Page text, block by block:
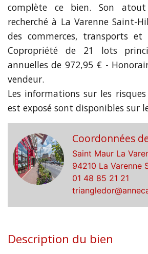
complète ce bien. Son
recherché à La Varenne Saint-
des commerces, transports et
Copropriété de 21 lots
annuelles de 972,95 € -
vendeur.
Les informations sur les
est exposé sont disponibles sur
Coordonnées
Saint Maur La
94210 La Varenne
01 48 85 21 21
Description du bien